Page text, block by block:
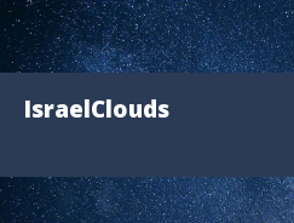
IsraelClouds